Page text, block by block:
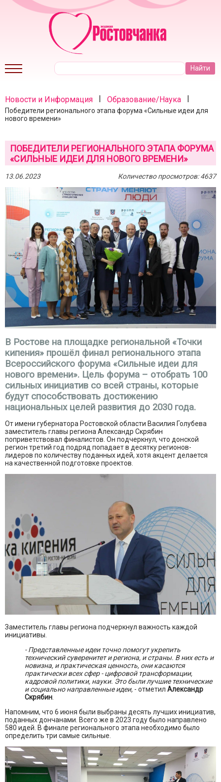
Новости и Информация | Образование/Наука |
Победители регионального этапа форума «Сильные идеи для
нового времени»
ПОБЕДИТЕЛИ РЕГИОНАЛЬНОГО ЭТАПА ФОРУМА
«СИЛЬНЫЕ ИДЕИ ДЛЯ НОВОГО ВРЕМЕНИ»
13.06.2023 Количество просмотров: 4637
В Ростове на площадке региональной «Точки
кипения» прошёл финал регионального этапа
Всероссийского форума «Сильные идеи для
нового времени». Цель форума – отобрать 100
сильных инициатив со всей страны, которые
будут способствовать достижению
национальных целей развития до 2030 года.
От имени губернатора Ростовской области Василия Голубева
заместитель главы региона Александр Скрябин
поприветствовал финалистов. Он подчеркнул, что донской
регион третий год подряд попадает в десятку регионов-
лидеров по количеству поданных идей, хотя акцент делается
на качественной подготовке проектов.
Заместитель главы региона подчеркнул важность каждой
инициативы.
- Представленные идеи точно помогут укрепить
технический суверенитет и региона, и страны. В них есть и
новизна, и практическая ценность, они касаются
практически всех сфер - цифровой трансформации,
кадровой политики, науки. Это были лучшие технические
и социально направленные идеи, - отметил Александр
Скрябин
Напомним, что 6 июня были выбраны десять лучших инициатив,
поданных дончанами. Всего же в 2023 году было направлено
580 идей. В финале регионального этапа необходимо было
определить три самые сильные.